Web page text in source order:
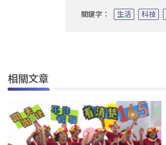
關鍵字： 生活 科技
相關文章